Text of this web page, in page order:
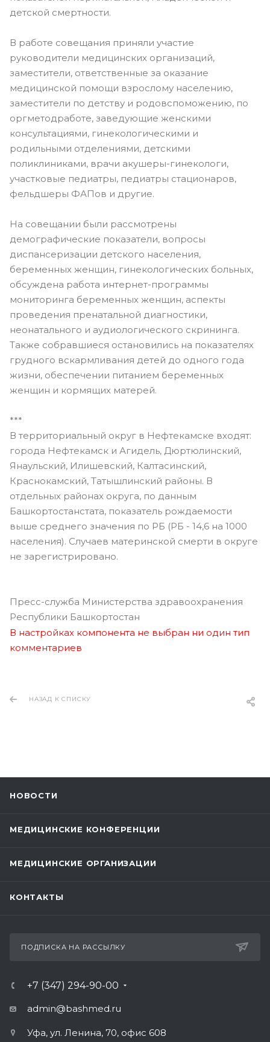
детской смертности.
В работе совещания приняли участие
руководители медицинских организаций,
заместители, ответственные за оказание
медицинской помощи взрослому населению,
заместители по детству и родовспоможению, по
оргметодработе, заведующие женскими
консультациями, гинекологическими и
родильными отделениями, детскими
поликлиниками, врачи акушеры-гинекологи,
участковые педиатры, педиатры стационаров,
фельдшеры ФАПов и другие.
На совещании были рассмотрены
демографические показатели, вопросы
диспансеризации детского населения,
беременных женщин, гинекологических больных,
обсуждена работа интернет-программы
мониторинга беременных женщин, аспекты
проведения пренатальной диагностики,
неонатального и аудиологического скрининга.
Также собравшиеся остановились на показателях
грудного вскармливания детей до одного года
жизни, обеспечении питанием беременных
женщин и кормящих матерей.
***
В территориальный округ в Нефтекамске входят:
города Нефтекамск и Агидель, Дюртюлинский,
Янаульский, Илишевский, Калтасинский,
Краснокамский, Татышлинский районы. В
отдельных районах округа, по данным
Башкортостанстата, показатель рождаемости
выше среднего значения по РБ (РБ - 14,6 на 1000
населения). Случаев материнской смерти в округе
не зарегистрировано.
Пресс-служба Министерства здравоохранения
Республики Башкортостан
В настройках компонента не выбран ни один тип
комментариев
НАЗАД К СПИСКУ
НОВОСТИ
МЕДИЦИНСКИЕ КОНФЕРЕНЦИИ
МЕДИЦИНСКИЕ ОРГАНИЗАЦИИ
КОНТАКТЫ
ПОДПИСКА НА РАССЫЛКУ
+7 (347) 294-90-00
admin@bashmed.ru
Уфа, ул. Ленина, 70, офис 608